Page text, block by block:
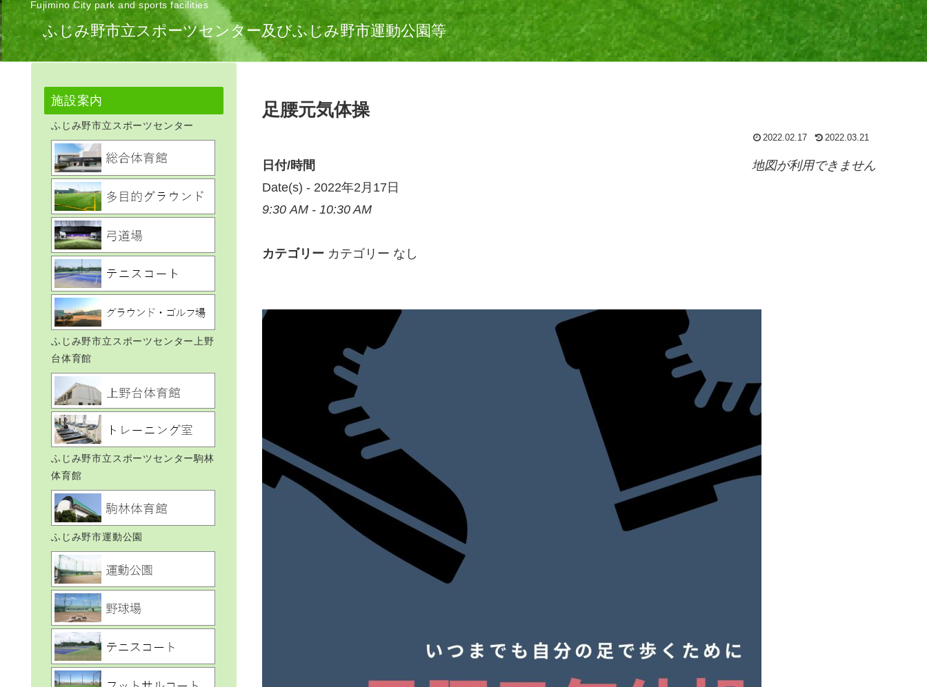
Fujimino City park and sports facilities
ふじみ野市立スポーツセンター及びふじみ野市運動公園等
施設案内
ふじみ野市立スポーツセンター
ふじみ野市立スポーツセンター上野
台体育館
ふじみ野市立スポーツセンター駒林
体育館
ふじみ野市運動公園
足腰元気体操
2022.02.17 2022.03.21
地図が利用できません
日付/時間
Date(s) - 2022年2月17日
9:30 AM - 10:30 AM
カテゴリー カテゴリー なし